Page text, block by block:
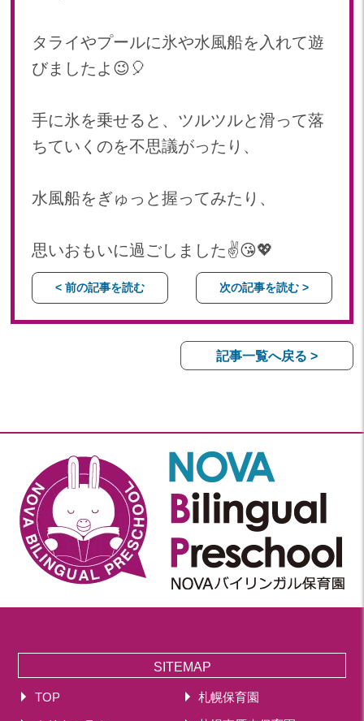
タライやプールに氷や水風船を入れて遊
びましたよ😉🎈
手に氷を乗せると、ツルツルと滑って落
ちていくのを不思議がったり、
水風船をぎゅっと握ってみたり、
思いおもいに過ごしました✌️😘💖
< 前の記事を読む 次の記事を読む >
記事一覧へ戻る >
SITEMAP
TOP
札幌保育園